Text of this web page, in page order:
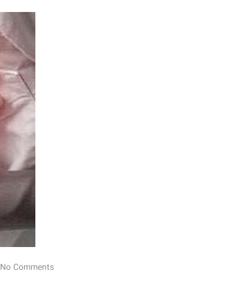
No Comments